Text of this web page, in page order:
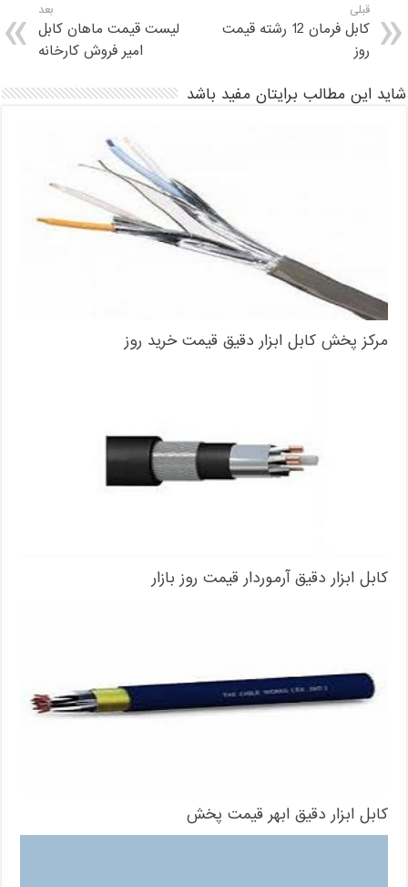
قبلی
کابل فرمان 12 رشته قیمت
روز
بعد
لیست قیمت ماهان کابل
امیر فروش کارخانه
شاید این مطالب برایتان مفید باشد
مرکز پخش کابل ابزار دقیق قیمت خرید روز
کابل ابزار دقیق آرموردار قیمت روز بازار
کابل ابزار دقیق ابهر قیمت پخش